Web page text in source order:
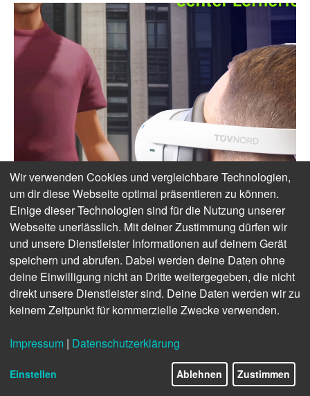
Wir verwenden Cookies und vergleichbare Technologien,
um dir diese Webseite optimal präsentieren zu können.
Einige dieser Technologien sind für die Nutzung unserer
Webseite unerlässlich. Mit deiner Zustimmung dürfen wir
und unsere Dienstleister Informationen auf deinem Gerät
speichern und abrufen. Dabei werden deine Daten ohne
deine Einwilligung nicht an Dritte weitergegeben, die nicht
direkt unsere Dienstleister sind. Deine Daten werden wir zu
keinem Zeitpunkt für kommerzielle Zwecke verwenden.
Impressum | Datenschutzerklärung
Einstellen Ablehnen Zustimmen